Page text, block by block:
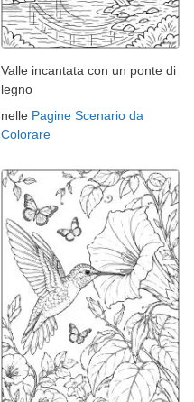
Valle incantata con un ponte di
legno
nelle Pagine Scenario da
Colorare